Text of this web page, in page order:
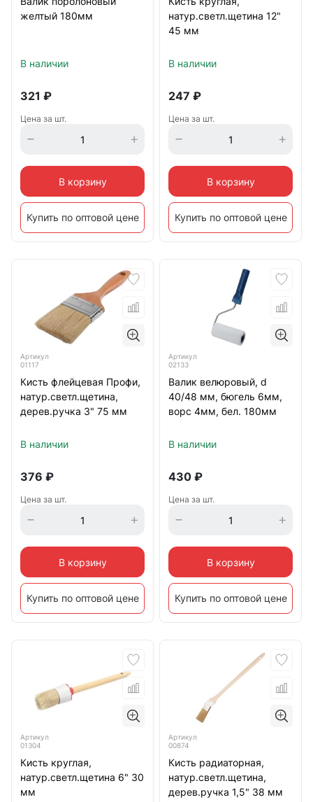
желтый 180мм
В наличии
321 ₽
Цена за шт.
В корзину
Купить по оптовой цене
натур.светл.щетина 12"
45 мм
В наличии
247 ₽
Цена за шт.
В корзину
Купить по оптовой цене
Артикул
01117
Кисть флейцевая Профи,
натур.светл.щетина,
дерев.ручка 3" 75 мм
В наличии
376 ₽
Цена за шт.
В корзину
Купить по оптовой цене
Артикул
02133
Валик велюровый, d
40/48 мм, бюгель 6мм,
ворс 4мм, бел. 180мм
В наличии
430 ₽
Цена за шт.
В корзину
Купить по оптовой цене
Артикул
01304
Кисть круглая,
натур.светл.щетина 6" 30
мм
Артикул
00874
Кисть радиаторная,
натур.светл.щетина,
дерев.ручка 1,5" 38 мм